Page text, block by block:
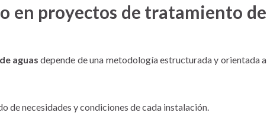
en proyectos de tratamiento de
aguas depende de una metodología estructurada y orientada a
de necesidades y condiciones de cada instalación.